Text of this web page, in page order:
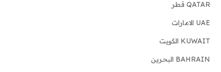
QATAR قطر
UAE الامارات
KUWAIT الكويت
BAHRAIN البحرين